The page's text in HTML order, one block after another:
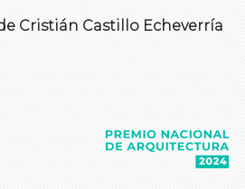
Cristián Castillo Echeverría